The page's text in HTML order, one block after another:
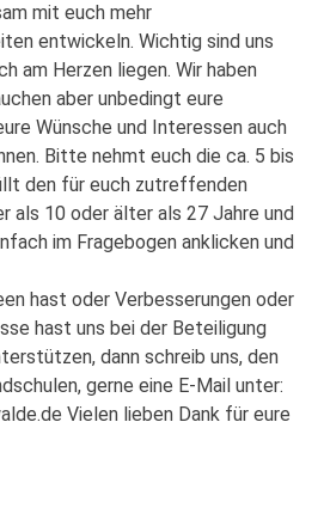
mit euch mehr
entwickeln. Wichtig sind uns
am Herzen liegen. Wir haben
aber unbedingt eure
Wünsche und Interessen auch
Bitte nehmt euch die ca. 5 bis
den für euch zutreffenden
als 10 oder älter als 27 Jahre und
im Fragebogen anklicken und
hast oder Verbesserungen oder
hast uns bei der Beteiligung
dann schreib uns, den
gerne eine E-Mail unter:
Vielen lieben Dank für eure